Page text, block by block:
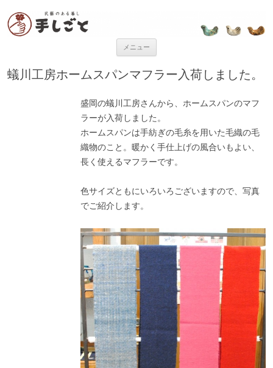
“民芸のある暮し” 手しごと
「手しごと」は陶磁器、木工品、編組品、ガラスなど、日本各地の手仕事
品を取り扱う、”民藝のある暮し”を提案するお店です。
メニュー
蟻川工房ホームスパンマフラー入荷しました。
盛岡の蟻川工房さんから、ホームスパンのマフ
ラーが入荷しました。
ホームスパンは手紡ぎの毛糸を用いた毛織の毛
織物のこと。暖かく手仕上げの風合いもよい、
長く使えるマフラーです。
色サイズともにいろいろございますので、写真
でご紹介します。